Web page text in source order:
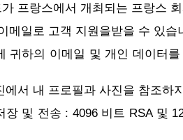
프랑스에서 개최되는 프랑스
메일로 고객 지원을받을 수 있습
귀하의 이메일 및 개인 데이터
에서 내 프로필과 사진을 참조하
장 및 전송 : 4096 비트 RSA 및